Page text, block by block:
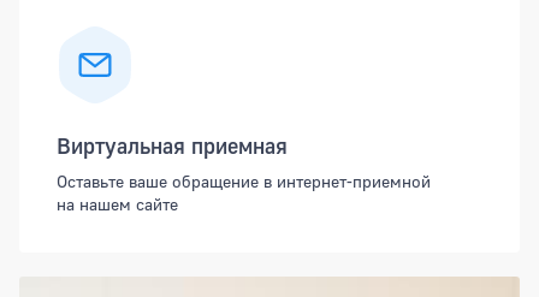
Виртуальная приемная
Оставьте ваше обращение в интернет-приемной
на нашем сайте